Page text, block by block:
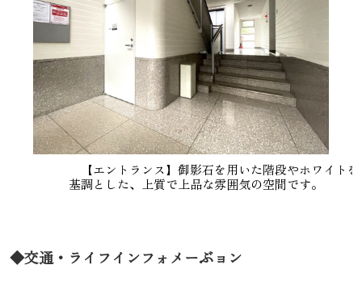
【エントランス】御影石を用いた階段やホワイトを
基調とした、上質で上品な雰囲気の空間です。
◆交通・ライフインフォメーぶョン